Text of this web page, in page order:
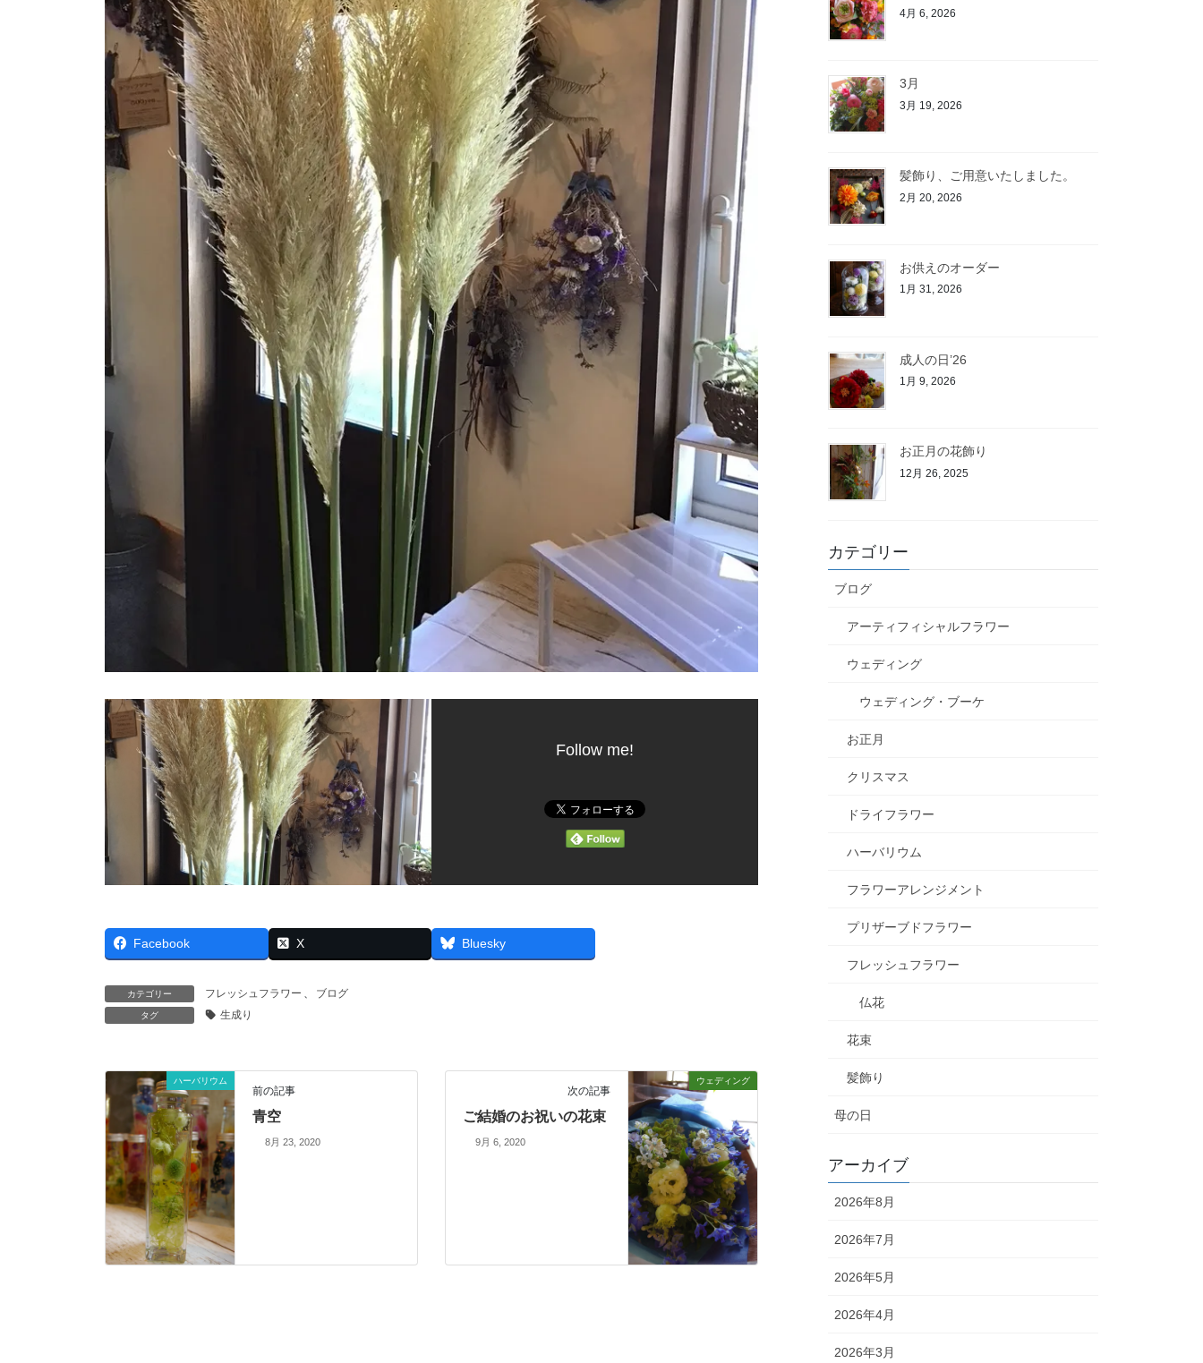
Follow me!
Facebook X Bluesky
カテゴリー フレッシュフラワー 、 ブログ
タグ 生成り
ハーバリウム
前の記事
青空
8月 23, 2020
ウェディング
次の記事
ご結婚のお祝いの花束
9月 6, 2020
4月 6, 2026
3月
3月 19, 2026
髪飾り、ご用意いたしました。
2月 20, 2026
お供えのオーダー
1月 31, 2026
成人の日’26
1月 9, 2026
お正月の花飾り
12月 26, 2025
カテゴリー
ブログ
アーティフィシャルフラワー
ウェディング
ウェディング・ブーケ
お正月
クリスマス
ドライフラワー
ハーバリウム
フラワーアレンジメント
プリザーブドフラワー
フレッシュフラワー
仏花
花束
髪飾り
母の日
アーカイブ
2026年8月
2026年7月
2026年5月
2026年4月
2026年3月